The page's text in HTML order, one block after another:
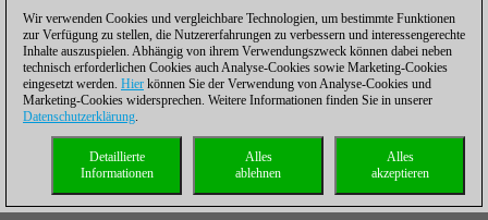
Wir verwenden Cookies und vergleichbare Technologien, um bestimmte Funktionen
zur Verfügung zu stellen, die Nutzererfahrungen zu verbessern und interessengerechte
Inhalte auszuspielen. Abhängig von ihrem Verwendungszweck können dabei neben
technisch erforderlichen Cookies auch Analyse-Cookies sowie Marketing-Cookies
eingesetzt werden. Hier können Sie der Verwendung von Analyse-Cookies und
Marketing-Cookies widersprechen. Weitere Informationen finden Sie in unserer
Datenschutzerklärung.
Alles
akzeptieren
Alles
ablehnen
Detaillierte
Informationen